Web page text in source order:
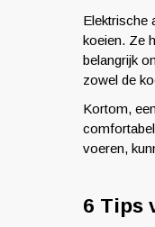
Elektrische
koeien. Ze
belangrijk
zowel de
Kortom,
voeren,
6 Tips